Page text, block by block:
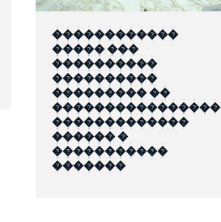
������������
����� ���
����������
����������
��������� ��
����������������
�������������
������ �
�����������
�������